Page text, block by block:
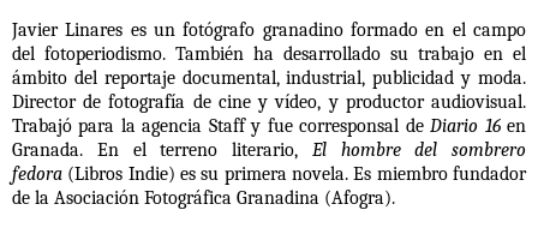
Javier Linares es un fotógrafo granadino formado en el campo
del fotoperiodismo. También ha desarrollado su trabajo en el
ámbito del reportaje documental, industrial, publicidad y moda.
Director de fotografía de cine y vídeo, y productor audiovisual.
Trabajó para la agencia Staff y fue corresponsal deDiario 16en
Granada. En el terreno literario, El hombre del sombrero
fedora (Libros Indie) es su primera novela. Es miembro fundador
de la Asociación Fotográfica Granadina (Afogra).